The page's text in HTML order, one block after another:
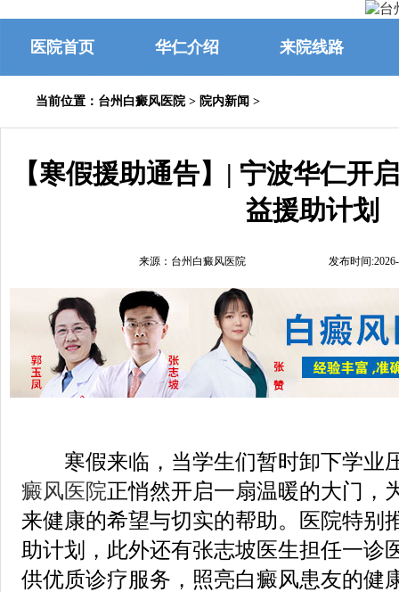
医院首页 华仁介绍 来院线路
当前位置： 台州白癜风医院> 院内新闻 >
【寒假援助通告】| 宁波华仁开
益援助计划
来源：台州白癜风医院 发布时间
寒假来临，当学生们暂时卸下学业
癜风医院正悄然开启一扇温暖的大门，
来健康的希望与切实的帮助。医院特别
助计划，此外还有张志坡医生担任一诊
供优质诊疗服务，照亮白癜风患友的健